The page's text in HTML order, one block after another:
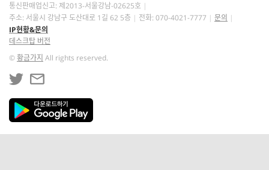
통신판매업신고: 제2013-서울강남-02625호
주소: 서울시 강남구 도산대로 1길 62 5층
전화: 070-4021-7777
문의
IP현황&문의
데스크탑 버전
©황금가지 All rights reserved.